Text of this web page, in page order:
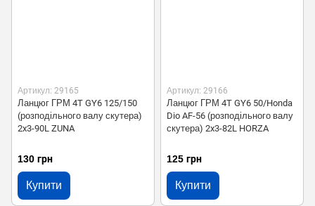
Артикул: 29165
Ланцюг ГРМ 4T GY6 125/150
(розподільного валу скутера)
2x3-90L ZUNA
130 грн
Купити
Артикул: 29166
Ланцюг ГРМ 4T GY6 50/Honda
Dio AF-56 (розподільного валу
скутера) 2x3-82L HORZA
125 грн
Купити